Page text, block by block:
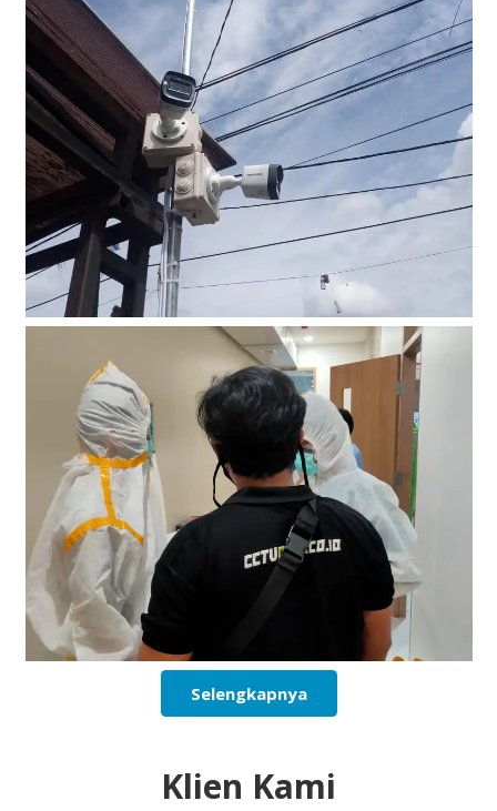
Selengkapnya
Klien Kami